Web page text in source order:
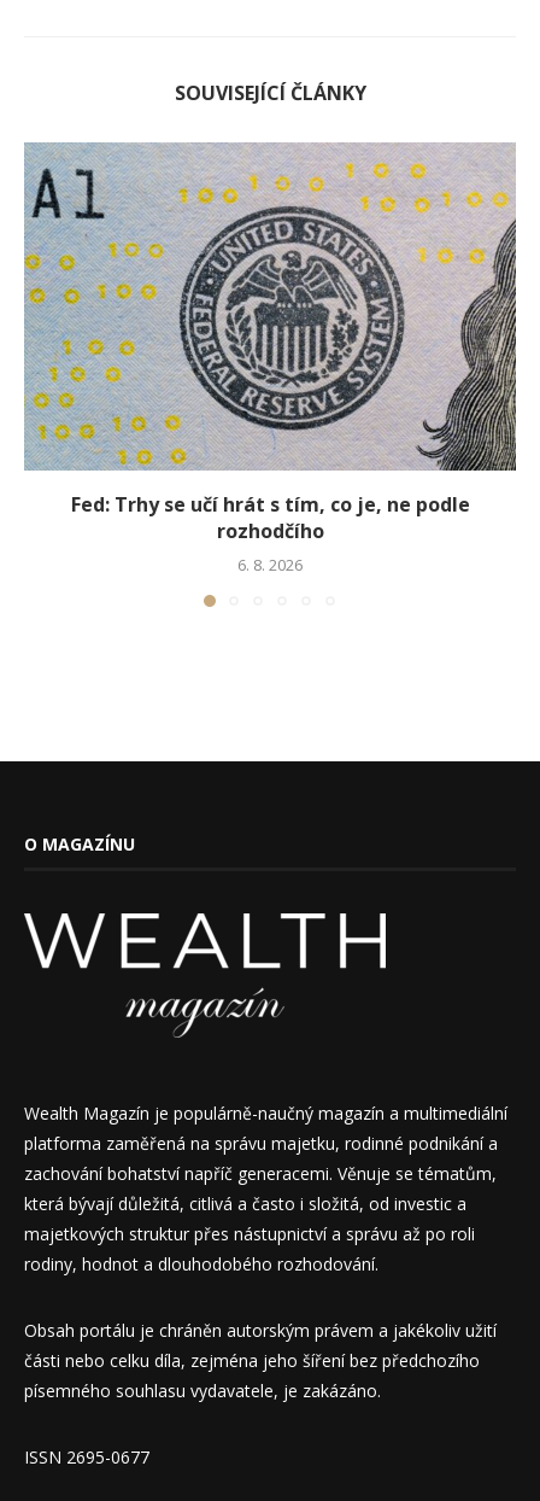
SOUVISEJÍCÍ ČLÁNKY
Fed: Trhy se učí hrát s tím, co je, ne podle
rozhodčího
6. 8. 2026
O MAGAZÍNU
Wealth Magazín je populárně-naučný magazín a multimediální
platforma zaměřená na správu majetku, rodinné podnikání a
zachování bohatství napříč generacemi. Věnuje se tématům,
která bývají důležitá, citlivá a často i složitá, od investic a
majetkových struktur přes nástupnictví a správu až po roli
rodiny, hodnot a dlouhodobého rozhodování.
Obsah portálu je chráněn autorským právem a jakékoliv užití
části nebo celku díla, zejména jeho šíření bez předchozího
písemného souhlasu vydavatele, je zakázáno.
ISSN 2695-0677